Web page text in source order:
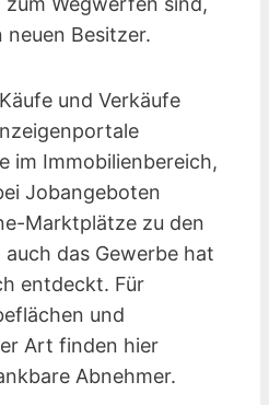
Besitzer.
und Verkäufe
im Immobilienbereich,
Jobangeboten
Marktplätze zu den
das Gewerbe hat
entdeckt. Für
und
Art finden hier
Abnehmer.